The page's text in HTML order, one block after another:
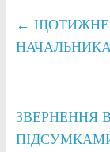
←
НАЧАЛЬНИКА
ЗВЕРНЕННЯ